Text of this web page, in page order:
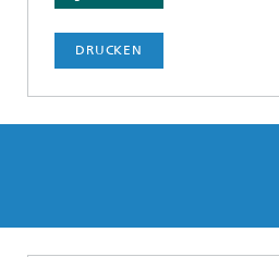
DRUCKEN